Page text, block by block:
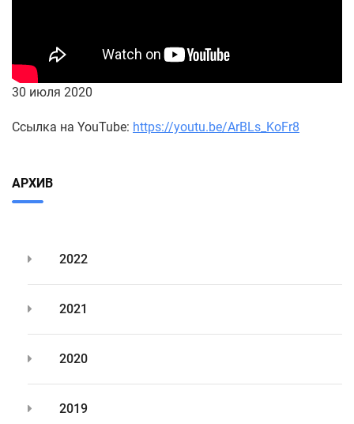
30 июля 2020
Ссылка на YouTube: https://youtu.be/ArBLs_KoFr8
АРХИВ
2022
2021
2020
2019